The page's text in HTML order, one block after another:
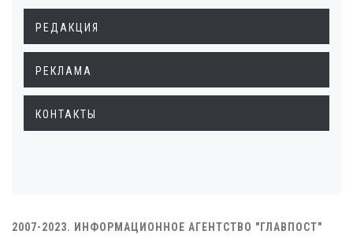
РЕДАКЦИЯ
РЕКЛАМА
КОНТАКТЫ
2007-2023. ИНФОРМАЦИОННОЕ АГЕНТСТВО "ГЛАВПОСТ"